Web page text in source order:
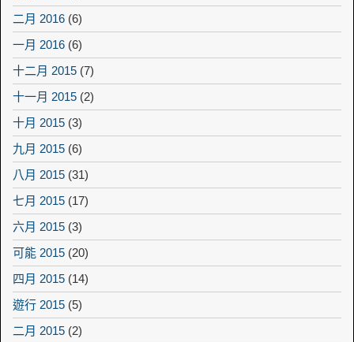
二月 2016 (6)
一月 2016 (6)
十二月 2015 (7)
十一月 2015 (2)
十月 2015 (3)
九月 2015 (6)
八月 2015 (31)
七月 2015 (17)
六月 2015 (3)
可能 2015 (20)
四月 2015 (14)
遊行 2015 (5)
二月 2015 (2)